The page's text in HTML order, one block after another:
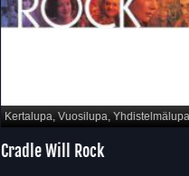
Kertalupa, Vuosilupa, Yhdistelmälupa
Cradle Will Rock